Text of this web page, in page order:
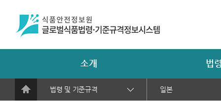
소개 법
법령 및 기준규격 일본